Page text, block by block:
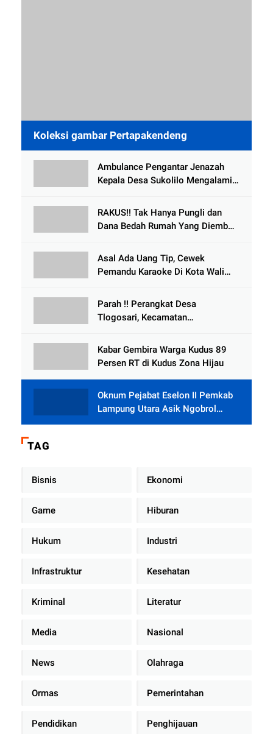
Koleksi gambar Pertapakendeng
Ambulance Pengantar Jenazah
Kepala Desa Sukolilo Mengalami
Meninggal Dunia
RAKUS!! Tak Hanya Pungli dan
Dana Bedah Rumah Yang Diembat,
Tlogowungu, di Duga
Selewengkan Bantuan Mushola
Asal Ada Uang Tip, Cewek
Pemandu Karaoke Di Kota Wali
Parah !! Perangkat Desa
Tlogosari, Kecamatan
Rumah dari BAZNAS
Kabar Gembira Warga Kudus 89
Persen RT di Kudus Zona Hijau
Oknum Pejabat Eselon II Pemkab
Lampung Utara Asik Ngobrol
Dengan Teman Kencan Wanitanya
TAG
Bisnis Ekonomi
Game Hiburan
Hukum Industri
Infrastruktur Kesehatan
Kriminal Literatur
Media Nasional
News Olahraga
Ormas Pemerintahan
Pendidikan Penghijauan